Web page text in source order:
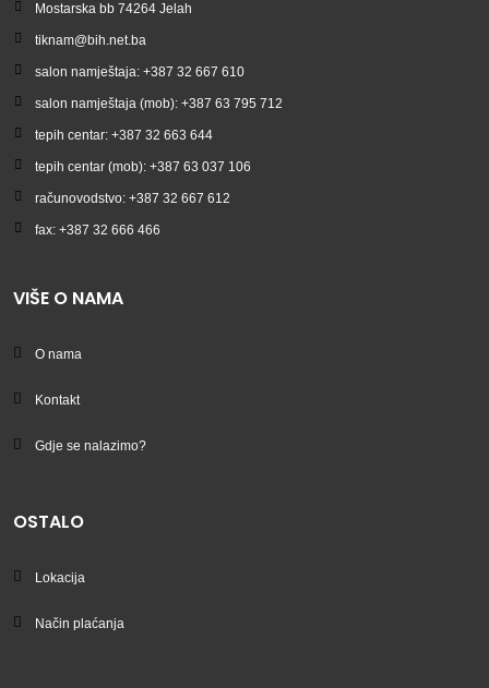
Mostarska bb 74264 Jelah
tiknam@bih.net.ba
salon namještaja: +387 32 667 610
salon namještaja (mob): +387 63 795 712
tepih centar: +387 32 663 644
tepih centar (mob): +387 63 037 106
računovodstvo: +387 32 667 612
fax: +387 32 666 466
VIŠE O NAMA
O nama
Kontakt
Gdje se nalazimo?
OSTALO
Lokacija
Način plaćanja